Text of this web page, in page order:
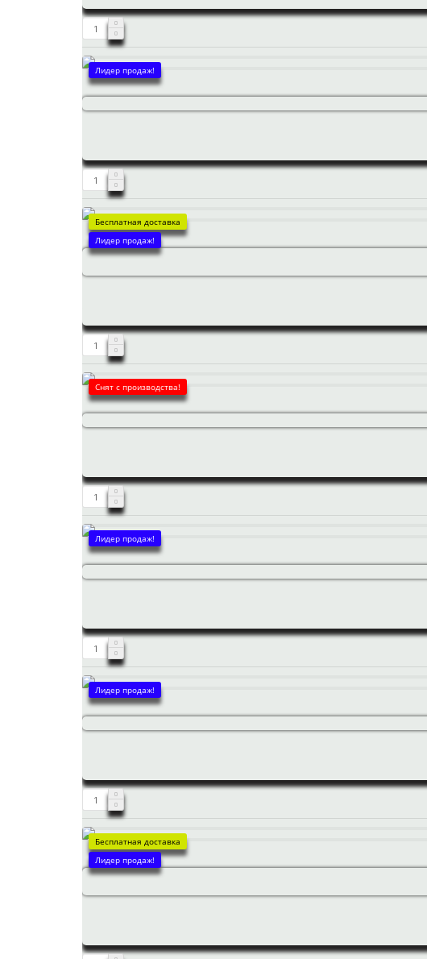
Лидер продаж!
Бесплатная доставка
Лидер продаж!
Снят с производства!
Лидер продаж!
Лидер продаж!
Бесплатная доставка
Лидер продаж!